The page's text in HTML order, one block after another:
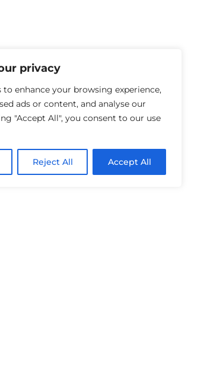
privacy
to enhance your browsing experience,
ads or content, and analyse our
"Accept All", you consent to our use
Reject All Accept All